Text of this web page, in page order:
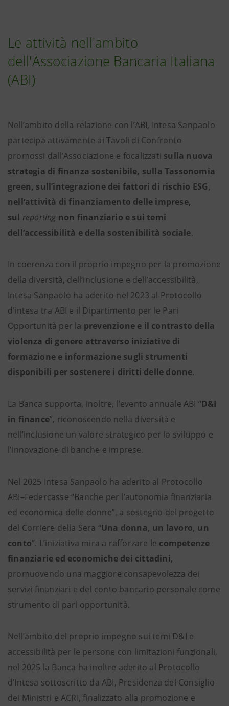
Le attività nell'ambito
dell'Associazione Bancaria Italiana
(ABI)
Nell’ambito della relazione con l’ABI, Intesa Sanpaolo
partecipa attivamente ai Tavoli di Confronto
promossi dall’Associazione e focalizzati sulla nuova
strategia di finanza sostenibile, sulla Tassonomia
green, sull’integrazione dei fattori di rischio ESG,
nell’attività di finanziamento delle imprese,
sul reporting non finanziario e sui temi
dell’accessibilità e della sostenibilità sociale.
In coerenza con il proprio impegno per la promozione
della diversità, dell’inclusione e dell’accessibilità,
Intesa Sanpaolo ha aderito nel 2023 al Protocollo
d’intesa tra ABI e il Dipartimento per le Pari
Opportunità per la prevenzione e il contrasto della
violenza di genere attraverso iniziative di
formazione e informazione sugli strumenti
disponibili per sostenere i diritti delle donne.
La Banca supporta, inoltre, l’evento annuale ABI “D&I
in finance”, riconoscendo nella diversità e
nell’inclusione un valore strategico per lo sviluppo e
l’innovazione di banche e imprese.
Nel 2025 Intesa Sanpaolo ha aderito al Protocollo
ABI–Federcasse “Banche per l’autonomia finanziaria
ed economica delle donne”, a sostegno del progetto
del Corriere della Sera “Una donna, un lavoro, un
conto”. L’iniziativa mira a rafforzare le competenze
finanziarie ed economiche dei cittadini,
promuovendo una maggiore consapevolezza dei
servizi finanziari e del conto bancario personale come
strumento di pari opportunità.
Nell’ambito del proprio impegno sui temi D&I e
accessibilità per le persone con limitazioni funzionali,
nel 2025 la Banca ha inoltre aderito al Protocollo
d’Intesa sottoscritto da ABI, Presidenza del Consiglio
dei Ministri e ACRI, finalizzato alla promozione e